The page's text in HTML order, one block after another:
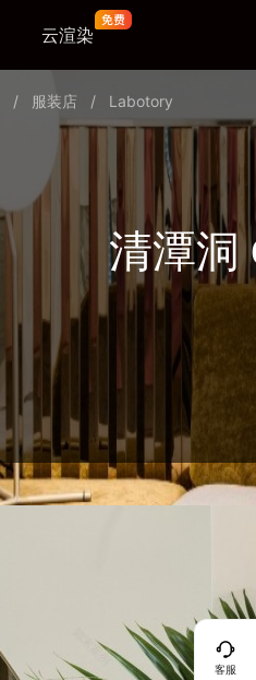
云渲染
/ 服装店 / Labotory
客服